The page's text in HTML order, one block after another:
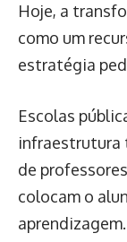
Hoje, a
como um
estratégia
Escolas
infraestrutura
de
colocam o
aprendizagem.